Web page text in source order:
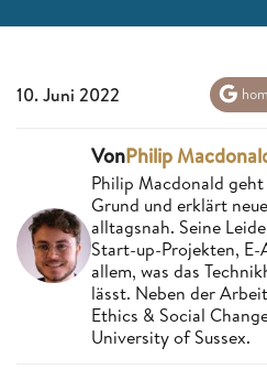
10. Juni 2022
VonPhilip
Philip Macdonald
Grund und erklärt
alltagsnah. Seine
Start-up-Projekten,
allem, was das
lässt. Neben der
Ethics & Social
University of Sussex.